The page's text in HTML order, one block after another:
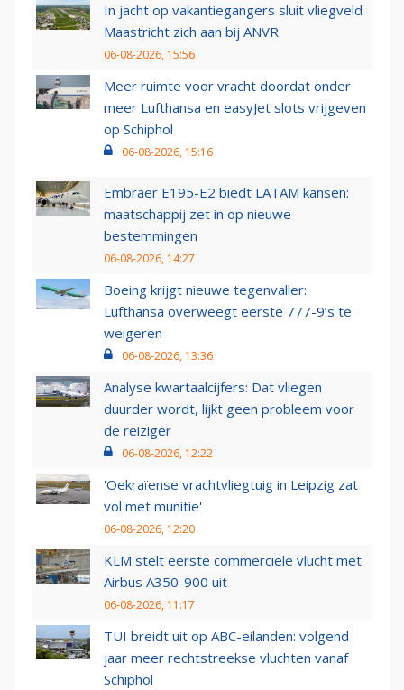
In jacht op vakantiegangers sluit vliegveld
Maastricht zich aan bij ANVR
06-08-2026, 15:56
Meer ruimte voor vracht doordat onder
meer Lufthansa en easyJet slots vrijgeven
op Schiphol
06-08-2026, 15:16
Embraer E195-E2 biedt LATAM kansen:
maatschappij zet in op nieuwe
bestemmingen
06-08-2026, 14:27
Boeing krijgt nieuwe tegenvaller:
Lufthansa overweegt eerste 777-9’s te
weigeren
06-08-2026, 13:36
Analyse kwartaalcijfers: Dat vliegen
duurder wordt, lijkt geen probleem voor
de reiziger
06-08-2026, 12:22
'Oekraïense vrachtvliegtuig in Leipzig zat
vol met munitie'
06-08-2026, 12:20
KLM stelt eerste commerciële vlucht met
Airbus A350-900 uit
06-08-2026, 11:17
TUI breidt uit op ABC-eilanden: volgend
jaar meer rechtstreekse vluchten vanaf
Schiphol